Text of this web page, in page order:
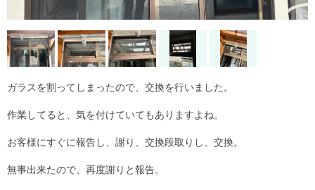
ガラスを割ってしまったので、交換を行いました。
作業してると、気を付けていてもありますよね。
お客様にすぐに報告し、謝り、交換段取りし、交換。
無事出来たので、再度謝りと報告。